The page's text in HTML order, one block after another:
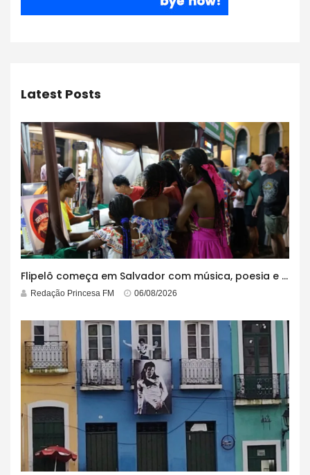
Latest Posts
Flipelô começa em Salvador com música, poesia e grande participação
Redação Princesa FM 06/08/2026